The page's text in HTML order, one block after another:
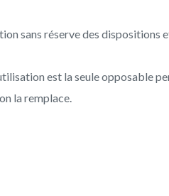
sans réserve des dispositions
est la seule opposable
la remplace.